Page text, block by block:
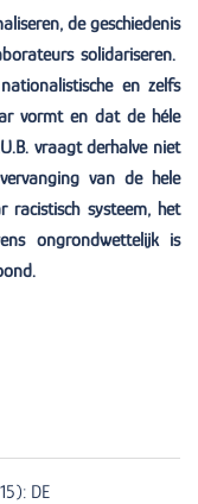
de geschiedenis
solidariseren.
en zelfs
vormt en dat de héle
vraagt derhalve niet
van de hele
racistisch systeem, het
ongrondwettelijk is
DE